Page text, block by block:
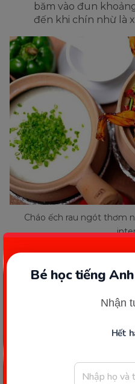
Bé học tiếng
Nhận
Hết
băm vào đun
đến khi chín nhừ là
Cháo ếch rau ngót thơm
Cháo măng
Cháo măng tây thịt bò là
luôn được đánh giá cao.
Nguyên liệu:Thịt
loại non để đảm